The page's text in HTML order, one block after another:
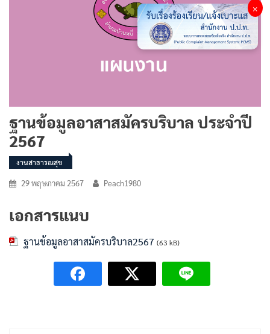
ฐานข้อมูลอาสาสมัครบริบาล ประจำปี
2567
งานสาธารณสุข
29 พฤษภาคม 2567 Peach1980
เอกสารแนบ
ฐานข้อมูลอาสาสมัครบริบาล2567 (63 kB)
×